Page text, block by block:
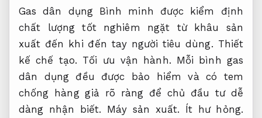
Gas dân dụng Bình minh được kiểm định
chất lượng tốt nghiêm ngặt từ khâu sản
xuất đến khi đến tay người tiêu dùng. Thiết
kế chế tạo. Tối ưu vận hành. Mỗi bình gas
dân dụng đều được bảo hiểm và có tem
chống hàng giả rõ ràng để chủ đầu tư dễ
dàng nhận biết. Máy sản xuất. Ít hư hỏng.